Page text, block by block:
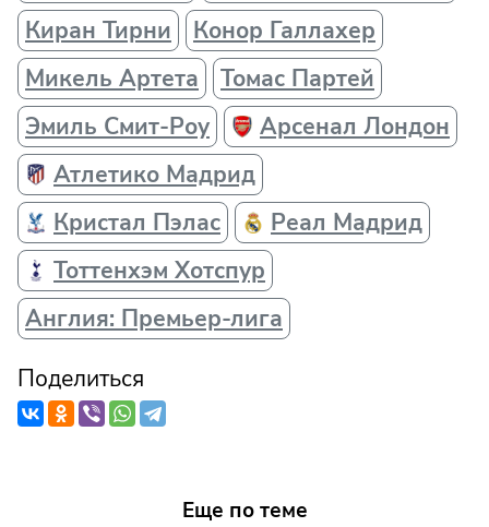
Киран Тирни
Конор Галлахер
Микель Артета
Томас Партей
Эмиль Смит-Роу
Арсенал Лондон
Атлетико Мадрид
Кристал Пэлас
Реал Мадрид
Тоттенхэм Хотспур
Англия: Премьер-лига
Поделиться
Еще по теме